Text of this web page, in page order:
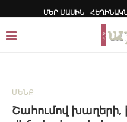
ՄԵՐ ՄԱՍԻՆ
ՄԵՆՔ
Շահումով